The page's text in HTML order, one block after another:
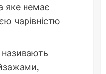
яке немає
чарівністю
називають